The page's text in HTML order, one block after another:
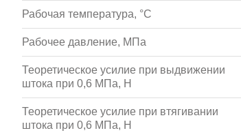
Рабочая температура, °С
Рабочее давление, МПа
Теоретическое усилие при выдвижении
штока при 0,6 МПа, Н
Теоретическое усилие при втягивании
штока при 0,6 МПа, Н